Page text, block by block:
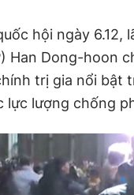
hội ngày 6.12,
Han Dong-hoon
trị gia nổi bật
lượng chống